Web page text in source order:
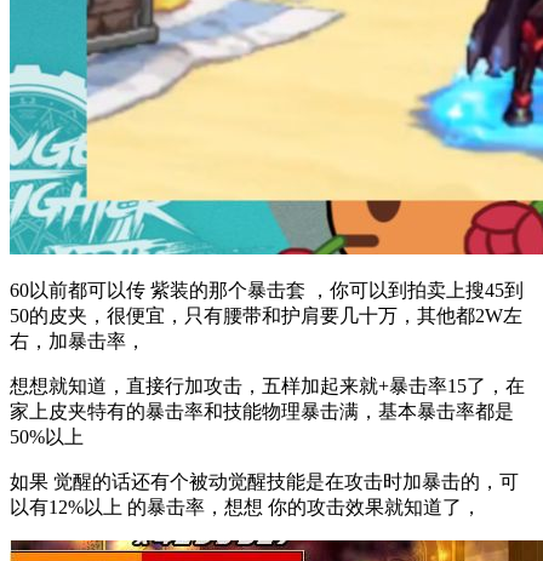
60以前都可以传 紫装的那个暴击套 ，你可以到拍卖上搜45到
50的皮夹，很便宜，只有腰带和护肩要几十万，其他都2W左
右，加暴击率，
想想就知道，直接行加攻击，五样加起来就+暴击率15了，在
家上皮夹特有的暴击率和技能物理暴击满，基本暴击率都是
50%以上
如果 觉醒的话还有个被动觉醒技能是在攻击时加暴击的，可
以有12%以上 的暴击率，想想 你的攻击效果就知道了，